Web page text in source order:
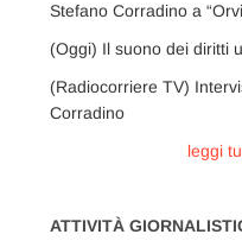
Stefano Corradino a
(Oggi) Il suono dei diritti
(Radiocorriere TV)
Corradino
leggi
ATTIVITÀ